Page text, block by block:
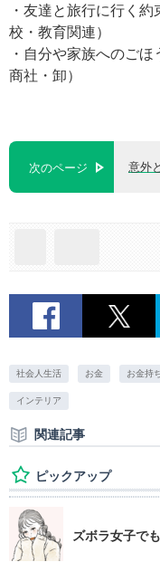
・友達と旅行に行く
校・教育関連）
・自分や家族へのご
商社・卸）
次のページ 意外
社会人生活 お金 お金持
インテリア
関連記事
ピックアップ
ズボラ女子で